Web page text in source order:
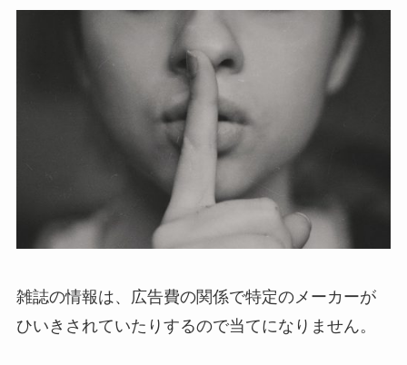
雑誌の情報は、広告費の関係で特定のメーカーが
ひいきされていたりするので当てになりません。